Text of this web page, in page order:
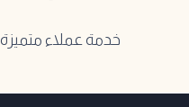
خدمة عملاء متميزة